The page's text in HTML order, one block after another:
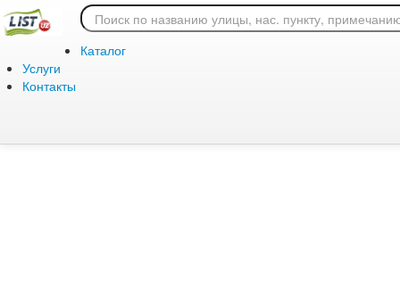
Каталог
Услуги
Контакты
Ошибка 404: страница